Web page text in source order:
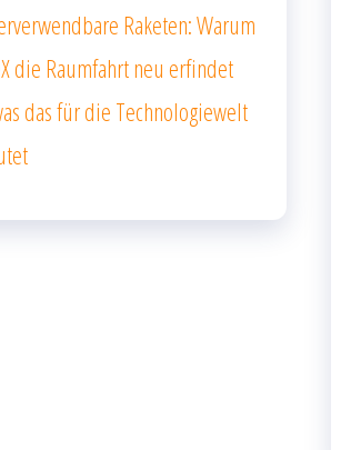
Raketen: Warum
die Raumfahrt neu erfindet
das für die Technologiewelt